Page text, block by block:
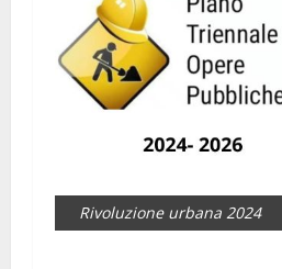
Rivoluzione urbana 2024